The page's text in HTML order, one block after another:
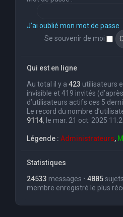
J’ai oublié mon mot de passe
Se souvenir de moi
Qui est en ligne
Au total il y a 423 utilisateurs
invisible et 419 invités
d’utilisateurs actifs ces 5
Le record du nombre
9114, le mar. 21 oct. 2025
Légende : Administrateurs,
Statistiques
24533 messages • 4885
membre enregistré le plus